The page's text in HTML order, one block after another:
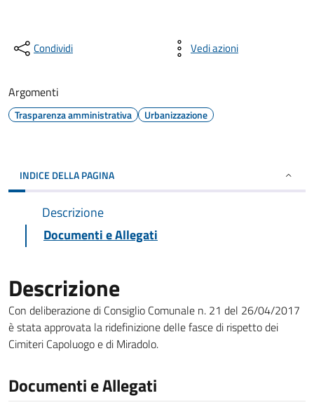
Condividi Vedi azioni
Argomenti
Trasparenza amministrativa Urbanizzazione
INDICE DELLA PAGINA
Descrizione
Documenti e Allegati
Descrizione
Con deliberazione di Consiglio Comunale n. 21 del 26/04/2017
è stata approvata la ridefinizione delle fasce di rispetto dei
Cimiteri Capoluogo e di Miradolo.
Documenti e Allegati